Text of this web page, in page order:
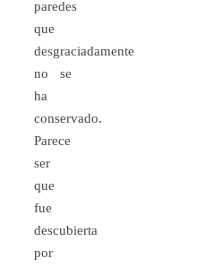
paredes
que
desgraciadamente
no se
ha
conservado.
Parece
ser
que
fue
descubierta
por